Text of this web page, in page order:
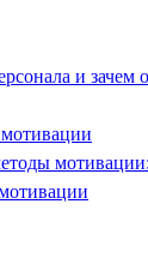
и зачем
мотивации: